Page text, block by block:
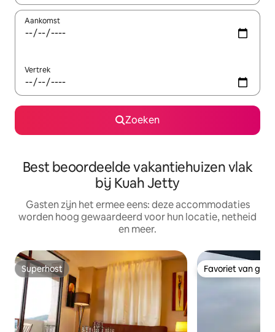
Aankomst
Vertrek
Zoeken
Best beoordeelde vakantiehuizen vlak
bij Kuah Jetty
Gasten zijn het ermee eens: deze accommodaties
worden hoog gewaardeerd voor hun locatie, netheid
en meer.
Superhost
Superhost Favoriet van
Favoriet van